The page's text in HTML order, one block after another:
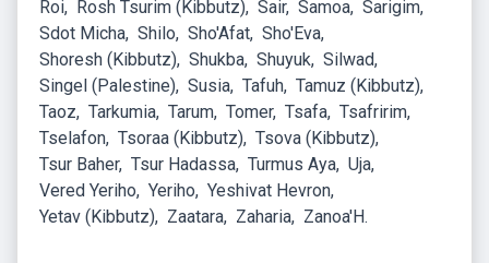
Roi
Rosh Tsurim (Kibbutz) Sair Samoa Sarigim
Sdot Micha Shilo Sho'Afat Sho'Eva
Shoresh (Kibbutz) Shukba Shuyuk
Silwad
Singel (Palestine) Susia Tafuh Tamuz (Kibbutz)
Taoz
Tarkumia Tarum Tomer Tsafa Tsafririm
Tselafon Tsoraa (Kibbutz) Tsova (Kibbutz)
Tsur Baher Tsur Hadassa Turmus Aya Uja
Vered Yeriho
Yeriho
Yeshivat Hevron
Yetav (Kibbutz)
Zaatara Zaharia Zanoa'H